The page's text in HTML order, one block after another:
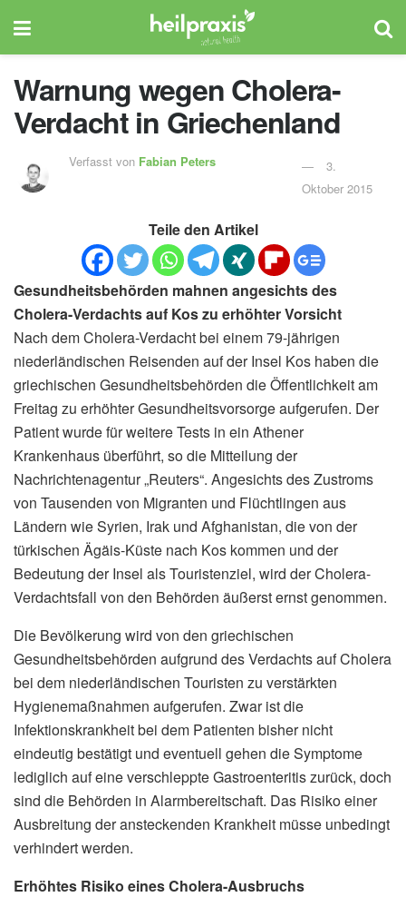
Warnung wegen Cholera-
Verdacht in Griechenland
Verfasst von Fabian Peters
3.
Oktober 2015
Teile den Artikel
Gesundheitsbehörden mahnen angesichts des
Cholera-Verdachts auf Kos zu erhöhter Vorsicht
Nach dem Cholera-Verdacht bei einem 79-jährigen
niederländischen Reisenden auf der Insel Kos haben die
griechischen Gesundheitsbehörden die Öffentlichkeit am
Freitag zu erhöhter Gesundheitsvorsorge aufgerufen. Der
Patient wurde für weitere Tests in ein Athener
Krankenhaus überführt, so die Mitteilung der
Nachrichtenagentur „Reuters“. Angesichts des Zustroms
von Tausenden von Migranten und Flüchtlingen aus
Ländern wie Syrien, Irak und Afghanistan, die von der
türkischen Ägäis-Küste nach Kos kommen und der
Bedeutung der Insel als Touristenziel, wird der Cholera-
Verdachtsfall von den Behörden äußerst ernst genommen.
Die Bevölkerung wird von den griechischen
Gesundheitsbehörden aufgrund des Verdachts auf Cholera
bei dem niederländischen Touristen zu verstärkten
Hygienemaßnahmen aufgerufen. Zwar ist die
Infektionskrankheit bei dem Patienten bisher nicht
eindeutig bestätigt und eventuell gehen die Symptome
lediglich auf eine verschleppte Gastroenteritis zurück, doch
sind die Behörden in Alarmbereitschaft. Das Risiko einer
Ausbreitung der ansteckenden Krankheit müsse unbedingt
verhindert werden.
Erhöhtes Risiko eines Cholera-Ausbruchs